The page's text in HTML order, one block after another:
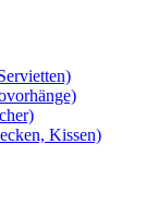
Kissen)